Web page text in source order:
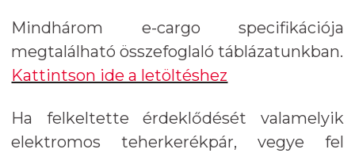
Mindhárom e-cargo specifikációja
megtalálható összefoglaló táblázatunkban.
Kattintson ide a letöltéshez
Ha felkeltette érdeklődését valamelyik
elektromos teherkerékpár, vegye fel